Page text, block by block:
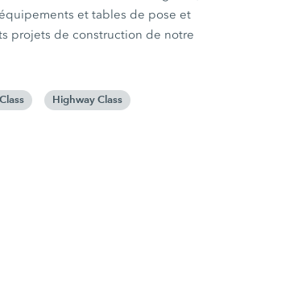
et tables de pose et
projets de construction de notre
Highway Class